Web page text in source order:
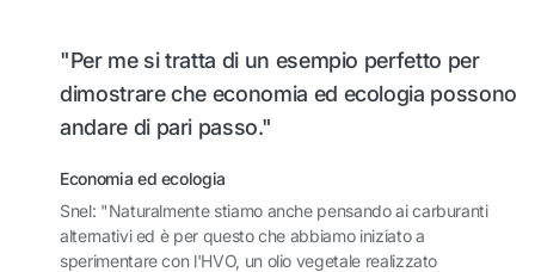
"Per me si tratta di un esempio perfetto per
dimostrare che economia ed ecologia possono
andare di pari passo."
Economia ed ecologia
Snel: "Naturalmente stiamo anche pensando ai carburanti
alternativi ed è per questo che abbiamo iniziato a
sperimentare con l'HVO, un olio vegetale realizzato